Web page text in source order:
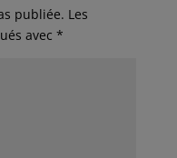
publiée. Les
avec *